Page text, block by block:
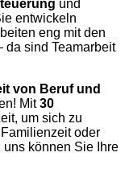
und
entwickeln
eng mit den
da sind Teamarbeit
von Beruf und
Mit30
um sich zu
oder
können Sie Ihre